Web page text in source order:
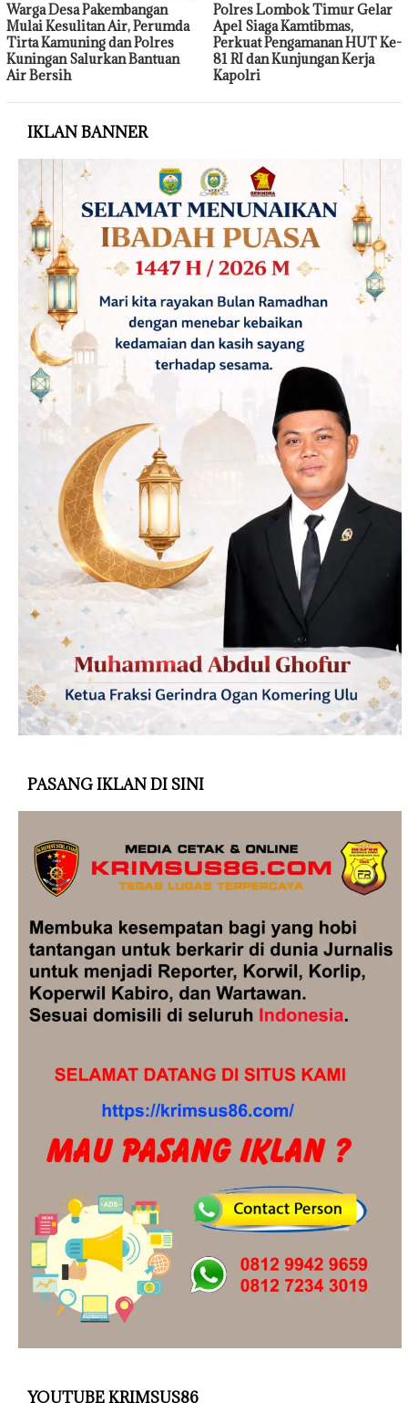
Warga Desa Pakembangan
Mulai Kesulitan Air, Perumda
Tirta Kamuning dan Polres
Kuningan Salurkan Bantuan
Air Bersih
Polres Lombok Timur Gelar
Apel Siaga Kamtibmas,
Perkuat Pengamanan HUT Ke-
81 RI dan Kunjungan Kerja
Kapolri
IKLAN BANNER
PASANG IKLAN DI SINI
YOUTUBE KRIMSUS86